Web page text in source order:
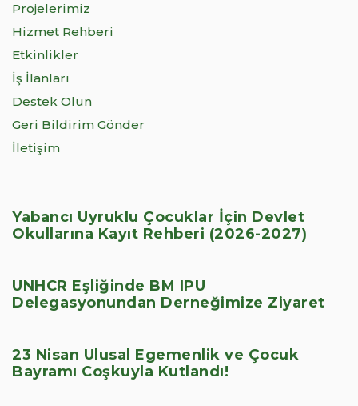
Projelerimiz
Hizmet Rehberi
Etkinlikler
İş İlanları
Destek Olun
Geri Bildirim Gönder
İletişim
Yabancı Uyruklu Çocuklar İçin Devlet
Okullarına Kayıt Rehberi (2026-2027)
UNHCR Eşliğinde BM IPU
Delegasyonundan Derneğimize Ziyaret
23 Nisan Ulusal Egemenlik ve Çocuk
Bayramı Coşkuyla Kutlandı!